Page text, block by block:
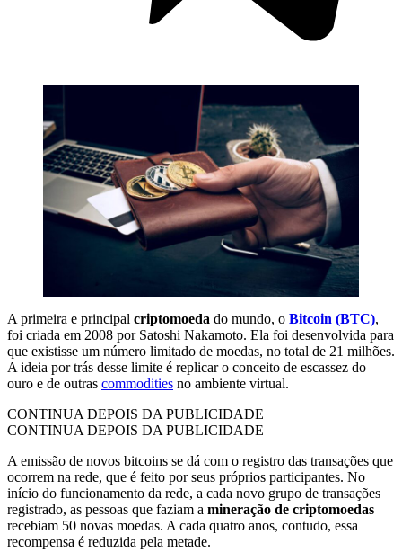
A primeira e principal criptomoeda do mundo, o Bitcoin (BTC),
foi criada em 2008 por Satoshi Nakamoto. Ela foi desenvolvida para
que existisse um número limitado de moedas, no total de 21 milhões.
A ideia por trás desse limite é replicar o conceito de escassez do
ouro e de outras commodities no ambiente virtual.
CONTINUA DEPOIS DA PUBLICIDADE
CONTINUA DEPOIS DA PUBLICIDADE
A emissão de novos bitcoins se dá com o registro das transações que
ocorrem na rede, que é feito por seus próprios participantes. No
início do funcionamento da rede, a cada novo grupo de transações
registrado, as pessoas que faziam a mineração de criptomoedas
recebiam 50 novas moedas. A cada quatro anos, contudo, essa
recompensa é reduzida pela metade.